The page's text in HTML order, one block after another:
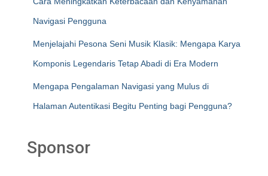
Navigasi Pengguna
Menjelajahi Pesona Seni Musik Klasik: Mengapa Karya
Komponis Legendaris Tetap Abadi di Era Modern
Mengapa Pengalaman Navigasi yang Mulus di
Halaman Autentikasi Begitu Penting bagi Pengguna?
Sponsor